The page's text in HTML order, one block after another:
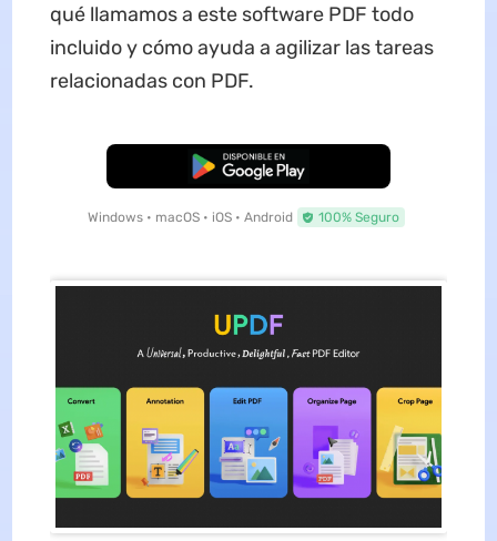
qué llamamos a este software PDF todo
incluido y cómo ayuda a agilizar las tareas
relacionadas con PDF.
Descarga Gratuita
Windows • macOS • iOS • Android 100% Seguro